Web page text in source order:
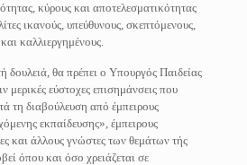
κύρους και αποτελεσματικότητας
ικανούς, υπεύθυνους, σκεπτόμενους,
καλλιεργημένους.
δουλειά, θα πρέπει ο Υπουργός Παιδείας
μερικές εύστοχες επισημάνσεις που
τη διαβούλευση από έμπειρους
εκπαίδευσης», έμπειρους
και άλλους γνώστες των θεμάτων τής
όπου και όσο χρειάζεται σε